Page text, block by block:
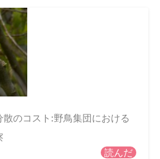
のコスト:野鳥集団における
読んだ